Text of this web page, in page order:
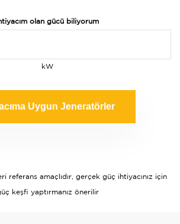
olan gücü biliyorum
kW
Uygun Jeneratörler
referans amaçlıdır, gerçek güç ihtiyacınız için
keşfi yaptırmanız önerilir